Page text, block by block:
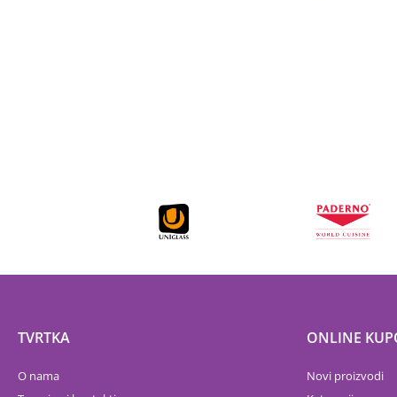
TVRTKA
O nama
ONLINE
Novi proizvodi